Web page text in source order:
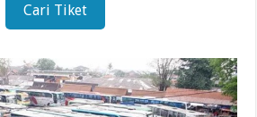
Cari Tiket